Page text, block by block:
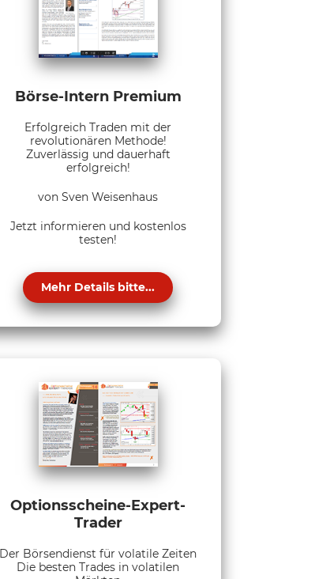
Börse-Intern Premium
Erfolgreich Traden mit der
revolutionären Methode!
Zuverlässig und dauerhaft
erfolgreich!
von Sven Weisenhaus
Jetzt informieren und kostenlos
testen!
Mehr Details bitte...
Optionsscheine-Expert-
Trader
Der Börsendienst für volatile Zeiten
Die besten Trades in volatilen